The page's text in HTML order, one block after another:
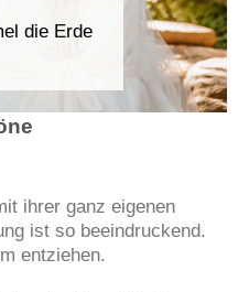
die Erde
ihrer ganz eigenen
ist so beeindruckend.
entziehen.